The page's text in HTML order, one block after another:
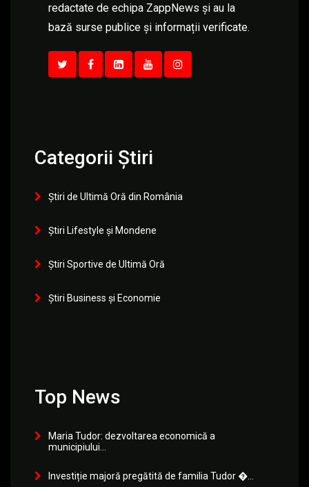
redactate de echipa ZappNews și au la
bază surse publice și informații verificate.
Categorii Știri
Știri de Ultimă Oră din România
Știri Lifestyle și Mondene
Știri Sportive de Ultimă Oră
Știri Business și Economie
Top News
Maria Tudor: dezvoltarea economică a
municipiului...
Investiție majoră pregătită de familia Tudor �...